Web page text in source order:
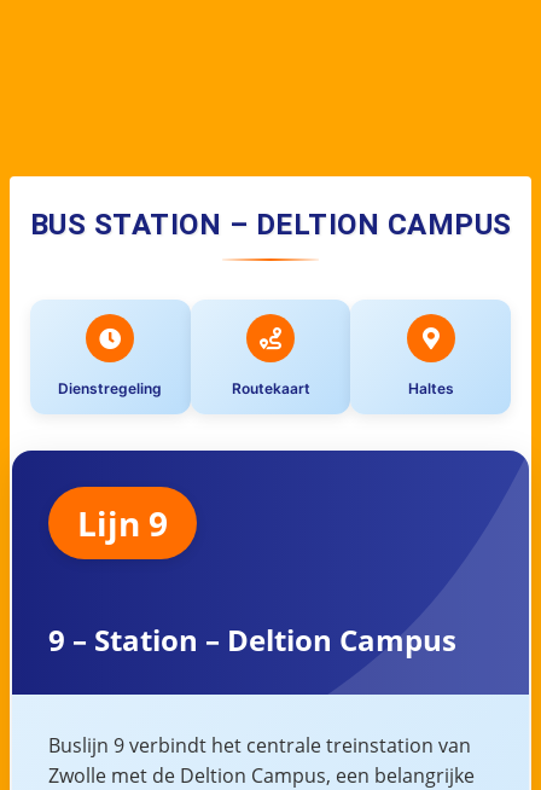
BUS STATION – DELTION CAMPUS
Dienstregeling Routekaart Haltes
Lijn 9
9 – Station – Deltion Campus
Buslijn 9 verbindt het centrale treinstation van
Zwolle met de Deltion Campus, een belangrijke